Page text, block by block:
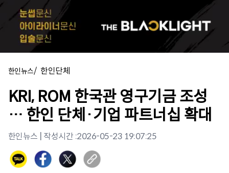
한인뉴스/ 한인단체
KRI, ROM 한국관 영구기금 조성
… 한인 단체·기업 파트너십 확대
한인뉴스 | 작성시간 :2026-05-23 19:07:25